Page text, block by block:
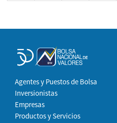
Agentes y Puestos de Bolsa
Inversionistas
Empresas
Productos y Servicios